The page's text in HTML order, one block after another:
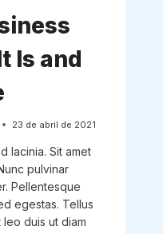
Is and
23 de abril de 2021
lacinia. Sit amet
pulvinar
Pellentesque
egestas. Tellus
duis ut diam